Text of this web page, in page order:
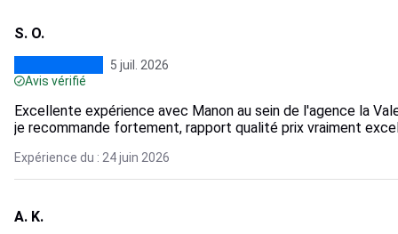
S. O.
5 juil. 2026
Avis vérifié
Excellente expérience avec Manon au sein de l'agence la
je recommande fortement, rapport qualité prix vraiment
Expérience du : 24 juin 2026
A. K.